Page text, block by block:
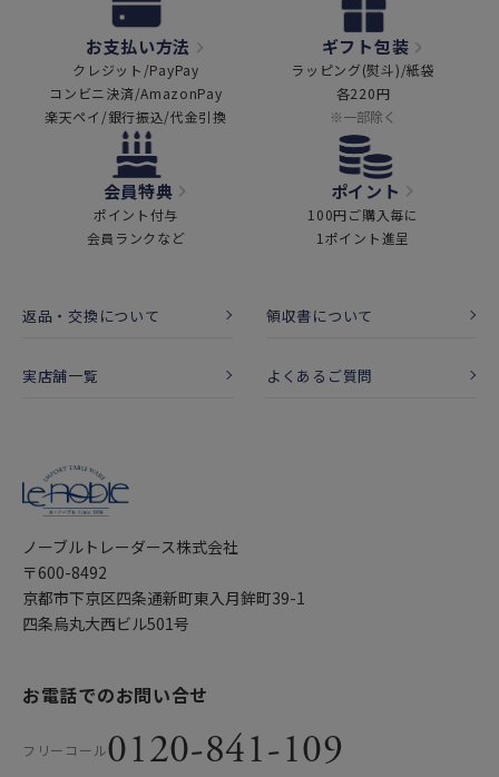
お支払い方法
クレジット/PayPay
コンビニ決済/AmazonPay
楽天ペイ/銀行振込/代金引換
ギフト包装
ラッピング(熨斗)/紙袋
各220円
※一部除く
会員特典
ポイント付与
会員ランクなど
ポイント
100円ご購入毎に
1ポイント進呈
返品・交換について 領収書について
実店舗一覧 よくあるご質問
ノーブルトレーダース株式会社
〒600-8492
京都市下京区四条通新町東入月鉾町39-1
四条烏丸大西ビル501号
お電話でのお問い合せ
フリーコール0120-841-109